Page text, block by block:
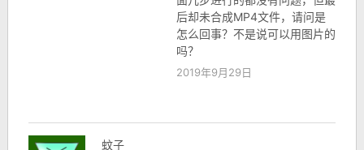
后却未合成MP4文件，请问是
怎么回事？不是说可以用图片的
吗？
2019年9月29日
蚊子